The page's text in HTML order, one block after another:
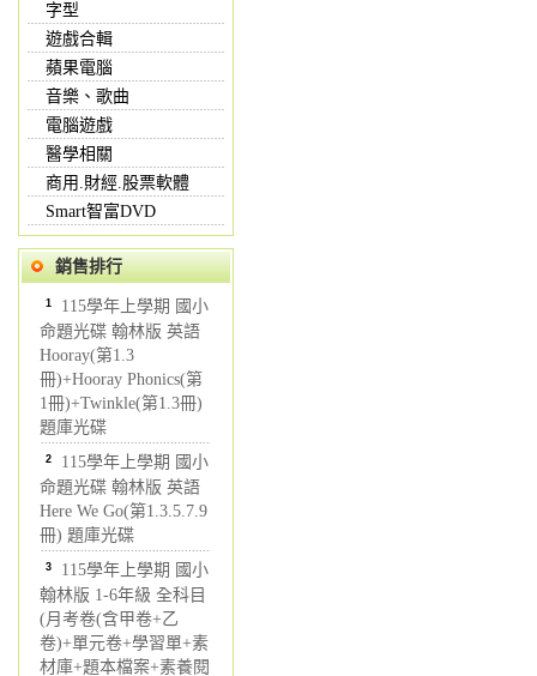
字型
遊戲合輯
蘋果電腦
音樂、歌曲
電腦遊戲
醫學相關
商用.財經.股票軟體
Smart智富DVD
銷售排行
1 115學年上學期 國小
命題光碟 翰林版 英語
Hooray(第1.3
冊)+Hooray Phonics(第
1冊)+Twinkle(第1.3冊)
題庫光碟
2 115學年上學期 國小
命題光碟 翰林版 英語
Here We Go(第1.3.5.7.9
冊) 題庫光碟
3 115學年上學期 國小
翰林版 1-6年級 全科目
(月考卷(含甲卷+乙
卷)+單元卷+學習單+素
材庫+題本檔案+素養閱